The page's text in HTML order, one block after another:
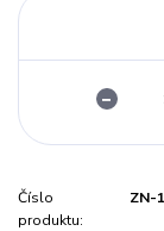
Číslo
produktu:
ZN-